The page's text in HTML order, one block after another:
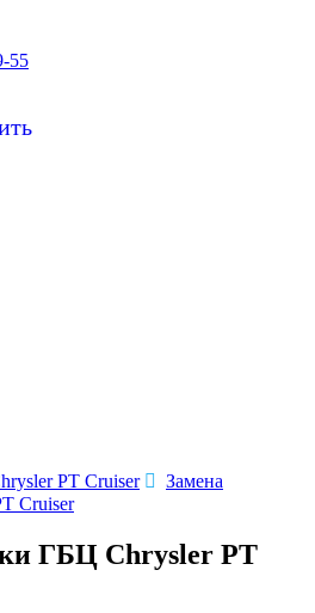
55
PT Cruiser  Замена
Cruiser
ГБЦ Chrysler PT